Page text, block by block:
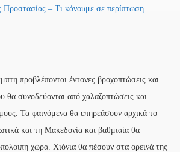
Προστασίας – Τι κάνουμε σε περίπτωση
προβλέπονται έντονες βροχοπτώσεις και
θα συνοδεύονται από χαλαζοπτώσεις και
Τα φαινόμενα θα επηρεάσουν αρχικά το
και τη Μακεδονία και βαθμιαία θα
χώρα. Χιόνια θα πέσουν στα ορεινά της